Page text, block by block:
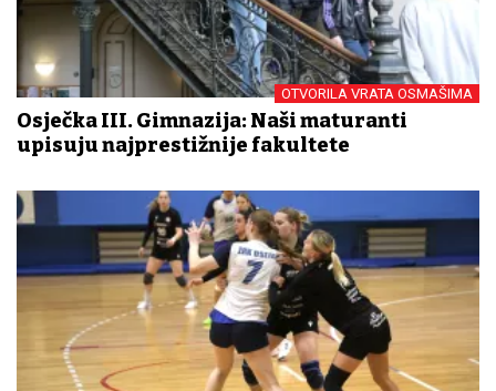
OTVORILA VRATA OSMAŠIMA
Osječka III. Gimnazija: Naši maturanti
upisuju najprestižnije fakultete